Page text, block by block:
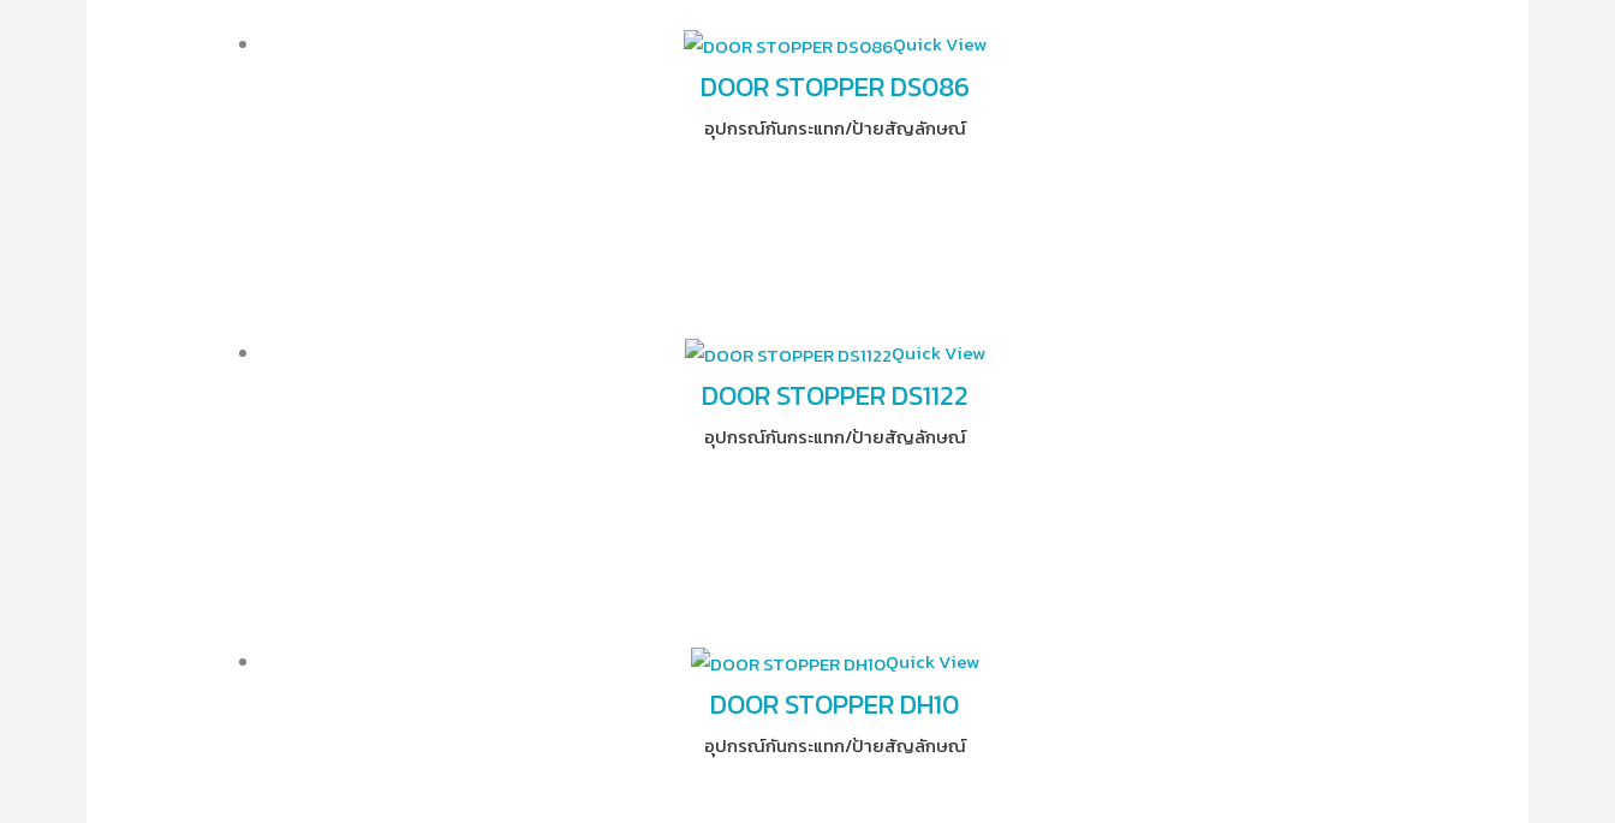
Quick View
DOOR STOPPER DS086
อุปกรณ์​กันกระแทก/ป้ายสัญลักษณ์
Quick View
DOOR STOPPER DS1122
อุปกรณ์​กันกระแทก/ป้ายสัญลักษณ์
Quick View
DOOR STOPPER DH10
อุปกรณ์​กันกระแทก/ป้ายสัญลักษณ์